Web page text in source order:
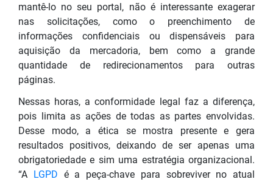
mantê-lo no seu portal, não é interessante exagerar
nas solicitações, como o preenchimento de
informações confidenciais ou dispensáveis para
aquisição da mercadoria, bem como a grande
quantidade de redirecionamentos para outras
páginas.
Nessas horas, a conformidade legal faz a diferença,
pois limita as ações de todas as partes envolvidas.
Desse modo, a ética se mostra presente e gera
resultados positivos, deixando de ser apenas uma
obrigatoriedade e sim uma estratégia organizacional.
“A LGPD é a peça-chave para sobreviver no atual